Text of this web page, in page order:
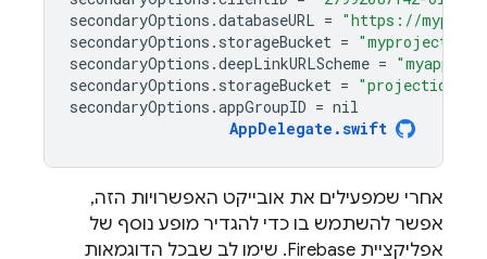
secondaryOptions .databaseURL = "https://
secondaryOptions . storageBucket =
secondaryOptions .deepLinkURLScheme = "myapp://"
secondaryOptions . storageBucket = "projectid-
secondaryOptions .appGroupID = nil
AppDelegate .swift
אחרי שמפעילים את אובייקט האפשרויות הזה,
אפשר להשתמש בו כדי להגדיר מופע נוסף של
אפליקציית Firebase. שימו לב שבכל הדוגמאות